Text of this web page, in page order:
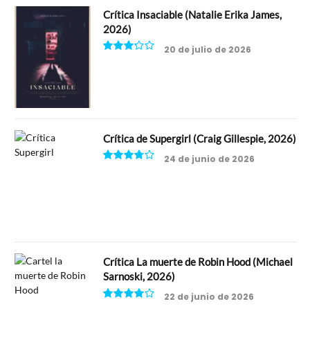
Crítica Insaciable (Natalie Erika James,
2026)
20 de julio de 2026
Crítica de Supergirl (Craig Gillespie, 2026)
24 de junio de 2026
Crítica La muerte de Robin Hood (Michael
Sarnoski, 2026)
22 de junio de 2026